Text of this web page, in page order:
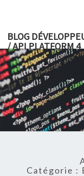
BLOG
/ API PLATFORM 4
Catégorie :